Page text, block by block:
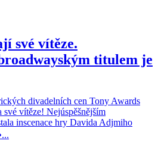
své vítěze.
titulem je
divadelních cen Tony Awards
vítěze! Nejúspěšnějším
inscenace hry Davida Adjmiho